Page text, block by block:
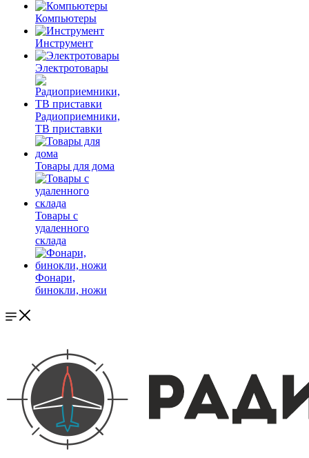
Компьютеры
Инструмент
Электротовары
Радиоприемники,
ТВ приставки
Товары для дома
Товары с
удаленного
склада
Фонари,
бинокли, ножи